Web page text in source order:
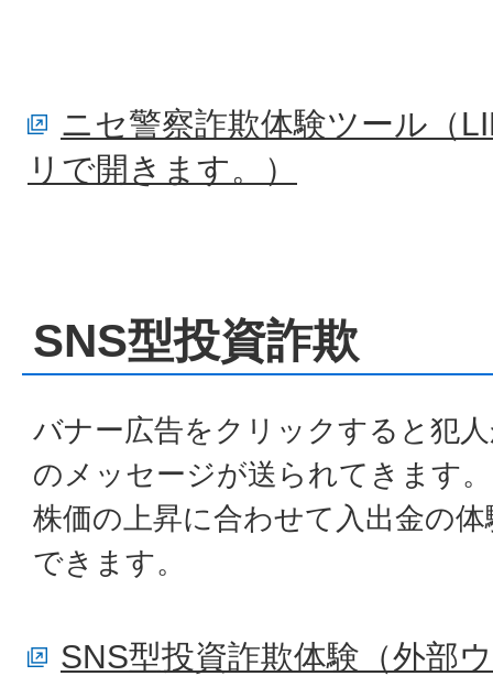
ニセ警察詐欺体験ツール（
リで開きます。）
SNS型投資詐欺
バナー広告をクリックすると犯
のメッセージが送られてきます。
株価の上昇に合わせて入出金の
できます。
SNS型投資詐欺体験（外部